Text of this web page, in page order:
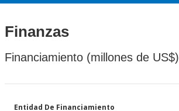
Finanzas
Financiamiento (millones de US$)
Entidad De Financiamiento